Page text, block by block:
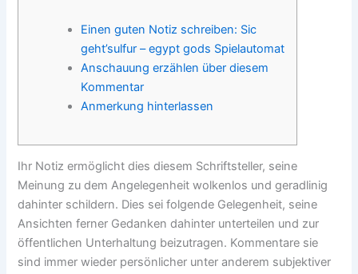
Einen guten Notiz schreiben: Sic
geht’sulfur – egypt gods Spielautomat
Anschauung erzählen über diesem
Kommentar
Anmerkung hinterlassen
Ihr Notiz ermöglicht dies diesem Schriftsteller, seine
Meinung zu dem Angelegenheit wolkenlos und geradlinig
dahinter schildern. Dies sei folgende Gelegenheit, seine
Ansichten ferner Gedanken dahinter unterteilen und zur
öffentlichen Unterhaltung beizutragen. Kommentare sie
sind immer wieder persönlicher unter anderem subjektiver